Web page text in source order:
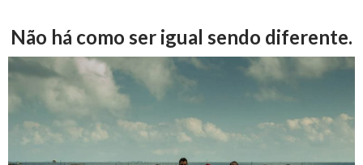
Não há como ser igual sendo diferente.